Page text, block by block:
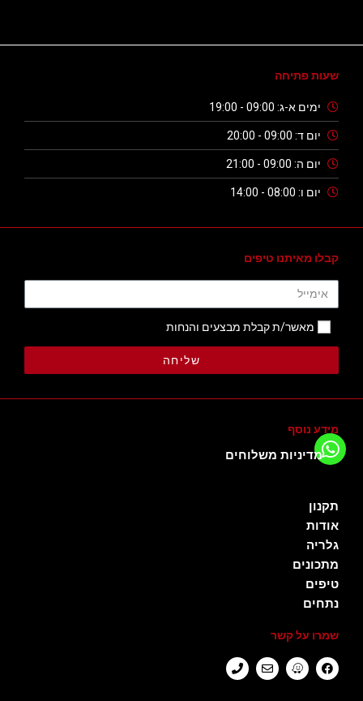
שעות פתיחה
ימים א-ג: 09:00 - 19:00
יום ד: 09:00 - 20:00
יום ה: 09:00 - 21:00
יום ו: 08:00 - 14:00
קבלו מאיתנו טיפים
מאשר/ת קבלת מבצעים והנחות
שליחה
מידע נוסף
מדיניות משלוחים
תקנון
אודות
גלריה
מתכונים
טיפים
נתחים
שמרו על קשר